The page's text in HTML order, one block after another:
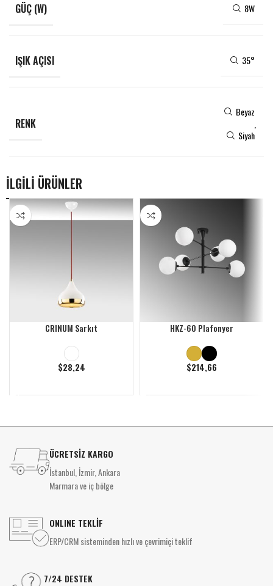
GÜÇ (W) 8W
IŞIK AÇISI 35°
RENK
Beyaz
Siyah
İLGİLİ ÜRÜNLER
CRINUM Sarkıt
$28,24
HKZ-60 Plafonyer
$214,66
ÜCRETSİZ KARGO
İstanbul, İzmir, Ankara
Marmara ve iç bölge
ONLINE TEKLİF
ERP/CRM sisteminden hızlı ve çevrimiçi teklif
7/24 DESTEK